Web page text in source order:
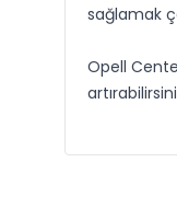
sağlamak
Opell